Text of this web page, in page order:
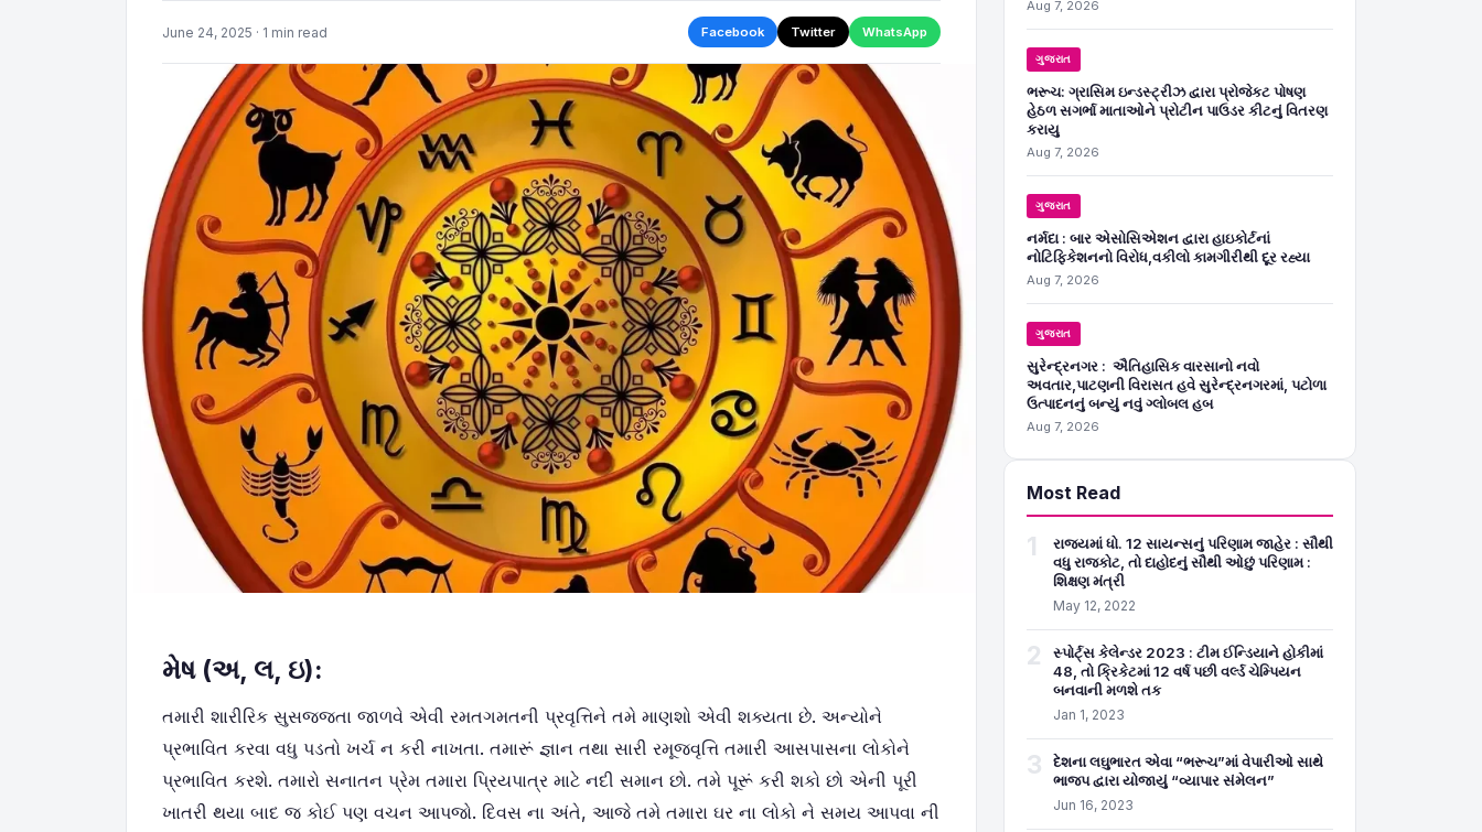
June 24, 2025 · 1 min read Facebook Twitter WhatsApp
મેષ (અ, લ, ઇ):
તમારી શારીરિક સુસજ્જતા જાળવે એવી રમતગમતની પ્રવૃત્તિને તમે માણશો એવી શક્યતા છે. અન્યોને
પ્રભાવિત કરવા વધુ પડતો ખર્ચ ન કરી નાખતા. તમારૂં જ્ઞાન તથા સારી રમૂજવૃત્તિ તમારી આસપાસના લોકોને
પ્રભાવિત કરશે. તમારો સનાતન પ્રેમ તમારા પ્રિયપાત્ર માટે નદી સમાન છો. તમે પૂરૂં કરી શકો છો એની પૂરી
ખાતરી થયા બાદ જ કોઈ પણ વચન આપજો. દિવસ ના અંતે, આજે તમે તમારા ઘર ના લોકો ને સમય આપવા ની
Aug 7, 2026
ગુજરાત
ભરૂચ: ગ્રાસિમ ઇન્ડસ્ટ્રીઝ દ્વારા પ્રોજેકટ પોષણ
હેઠળ સગર્ભા માતાઓને પ્રોટીન પાઉડર કીટનું વિતરણ
કરાયુ
Aug 7, 2026
ગુજરાત
નર્મદા : બાર એસોસિએશન દ્વારા હાઇકોર્ટનાં
નોટિફિકેશનનો વિરોધ,વકીલો કામગીરીથી દૂર રહ્યા
Aug 7, 2026
ગુજરાત
સુરેન્દ્રનગર : ઐતિહાસિક વારસાનો નવો
અવતાર,પાટણની વિરાસત હવે સુરેન્દ્રનગરમાં, પટોળા
ઉત્પાદનનું બન્યું નવું ગ્લોબલ હબ
Aug 7, 2026
Most Read
1
રાજ્યમાં ધો. 12 સાયન્સનું પરિણામ જાહેર : સૌથી
વધુ રાજકોટ, તો દાહોદનું સૌથી ઓછું પરિણામ :
શિક્ષણ મંત્રી
May 12, 2022
2
સ્પોર્ટ્સ કેલેન્ડર 2023 : ટીમ ઈન્ડિયાને હોકીમાં
48, તો ક્રિકેટમાં 12 વર્ષ પછી વર્લ્ડ ચેમ્પિયન
બનવાની મળશે તક
Jan 1, 2023
3
દેશના લઘુભારત એવા “ભરૂચ”માં વેપારીઓ સાથે
ભાજપ દ્વારા યોજાયું “વ્યાપાર સંમેલન”
Jun 16, 2023